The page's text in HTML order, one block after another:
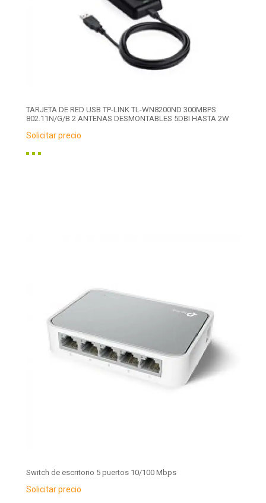
TARJETA DE RED USB TP-LINK TL-WN8200ND 300MBPS
802.11N/G/B 2 ANTENAS DESMONTABLES 5DBI HASTA 2W
Solicitar precio
Switch de escritorio 5 puertos 10/100 Mbps
Solicitar precio